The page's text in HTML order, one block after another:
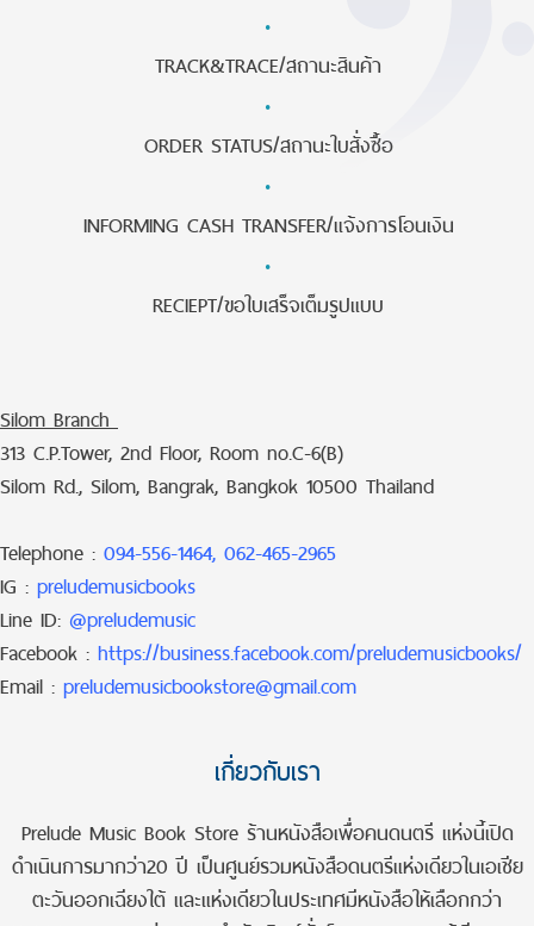
·
TRACK&TRACE/สถานะสินค้า
·
ORDER STATUS/สถานะใบสั่งซื้อ
·
INFORMING CASH TRANSFER/แจ้งการโอนเงิน
·
RECIEPT/ขอใบเสร็จเต็มรูปแบบ
Silom Branch
313 C.P.Tower, 2nd Floor, Room no.C-6(B)
Silom Rd., Silom, Bangrak, Bangkok 10500 Thailand
Telephone : 094-556-1464, 062-465-2965
IG : preludemusicbooks
Line ID: @preludemusic
Facebook : https://business.facebook.com/preludemusicbooks/
Email : preludemusicbookstore@gmail.com
เกี่ยวกับเรา
Prelude Music Book Store ร้านหนังสือเพื่อคนดนตรี แห่งนี้เปิด
ดำเนินการมากว่า20 ปี เป็นศูนย์รวมหนังสือดนตรีแห่งเดียวในเอเชีย
ตะวันออกเฉียงใต้ และแห่งเดียวในประเทศมีหนังสือให้เลือกกว่า